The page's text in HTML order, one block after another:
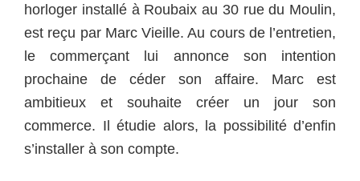
horloger installé à Roubaix au 30 rue du Moulin,
est reçu par Marc Vieille. Au cours de l’entretien,
le commerçant lui annonce son intention
prochaine de céder son affaire. Marc est
ambitieux et souhaite créer un jour son
commerce. Il étudie alors, la possibilité d’enfin
s’installer à son compte.